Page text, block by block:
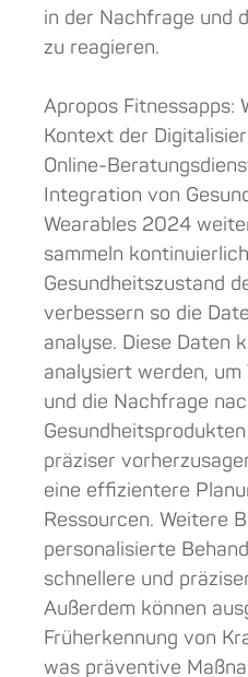
in der Nachfrage und
zu reagieren.
Apropos Fitnessapps:
Kontext der
Online-
Integration von
Wearables 2024
sammeln
Gesundheitszustand
verbessern so die
analyse. Diese Daten
analysiert werden, um
und die Nachfrage
präziser
eine effizientere
Ressourcen. Weitere
personalisierte
schnellere und
Außerdem können
Früherkennung von
was präventive